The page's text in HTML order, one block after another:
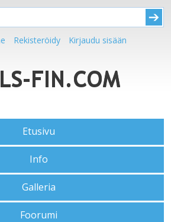
Rekisteröidy Kirjaudu sisään
Etusivu
Info
Galleria
Foorumi